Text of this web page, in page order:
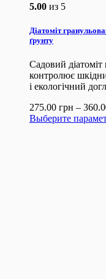
5.00 из 5
Діатоміт
ґрунту
Садовий
контролює
і екологічний
275.00 грн –
Выберите